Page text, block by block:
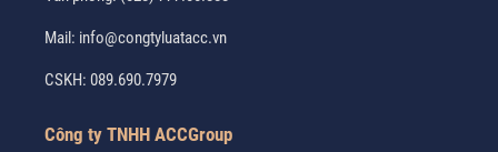
Mail: info@congtyluatacc.vn
CSKH: 089.690.7979
Công ty TNHH ACCGroup